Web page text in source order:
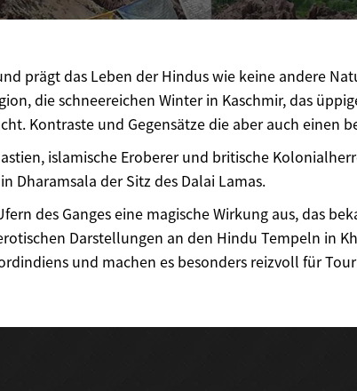
prägt das Leben der Hindus wie keine andere
die schneereichen Winter in Kaschmir, das
Kontraste und Gegensätze die aber auch einen
islamische Eroberer und britische
Dharamsala der Sitz des Dalai Lamas.
des Ganges eine magische Wirkung aus, das
Darstellungen an den Hindu Tempeln in
und machen es besonders reizvoll für